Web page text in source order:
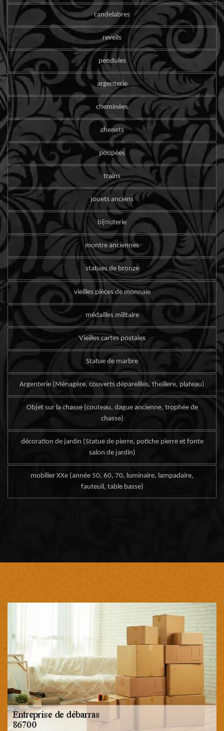
candelabres
reveils
pendules
argenterie
cheminées
chenets
poupées
trains
jouets anciens
bijouterie
montre anciennes
statues de bronze
vieilles pièces de monnaie
médailles militaire
Vieilles cartes postales
Statue de marbre
Argenterie (Ménagère, couverts dépareillés, theillere, plateau)
Objet sur la chasse (couteau, dague ancienne, trophée de
chasse)
décoration de jardin (Statue de pierre, potiche pierre et fonte
salon de jardin)
mobilier XXe (année 50, 60, 70, luminaire, lampadaire,
fauteuil, table basse)